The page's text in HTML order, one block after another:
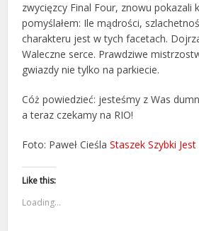
zwycięzcy Final Four, znowu pokazali
pomyślałem: Ile mądrości,
charakteru jest w tych facetach.
Waleczne serce. Prawdziwe
gwiazdy nie tylko na parkiecie.
Cóż powiedzieć: jesteśmy z Was
a teraz czekamy na RIO!
Foto: Paweł CieślaStaszek Szybki Jest
Like this:
Loading...